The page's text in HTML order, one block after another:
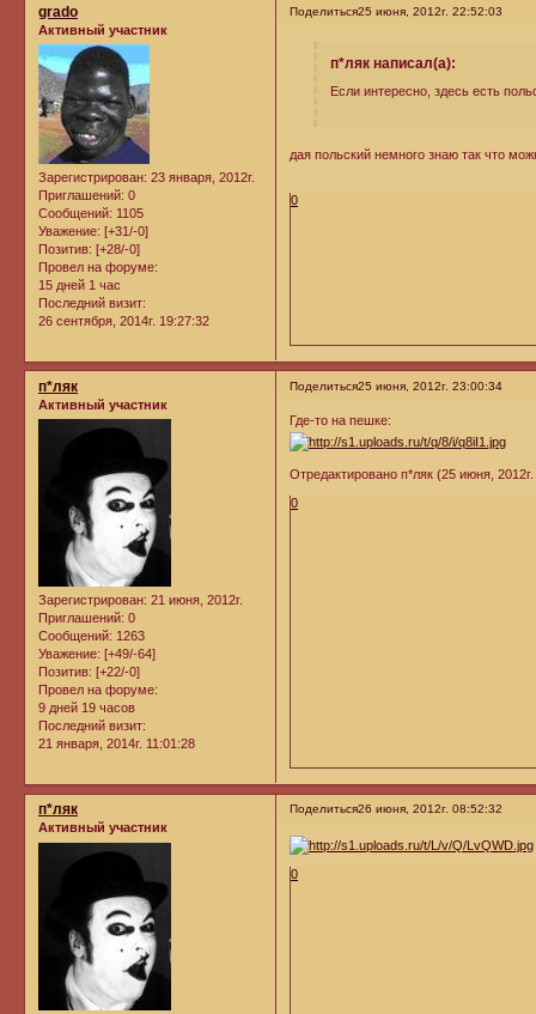
Поделиться25 июня, 2012г. 22:52:03
grado
Активный участник
Зарегистрирован: 23 января, 2012г.
Приглашений: 0
Сообщений: 1105
Уважение: [+31/-0]
Позитив: [+28/-0]
Провел на форуме:
15 дней 1 час
Последний визит:
26 сентября, 2014г. 19:27:32
п*ляк написал(а):
Если интересно, здесь есть
дая польский немного знаю так что
0
Поделиться25 июня, 2012г. 23:00:34
п*ляк
Активный участник
Зарегистрирован: 21 июня, 2012г.
Приглашений: 0
Сообщений: 1263
Уважение: [+49/-64]
Позитив: [+22/-0]
Провел на форуме:
9 дней 19 часов
Последний визит:
21 января, 2014г. 11:01:28
Где-то на пешке:
Отредактировано п*ляк (25 июня,
0
Поделиться26 июня, 2012г. 08:52:32
п*ляк
Активный участник
0